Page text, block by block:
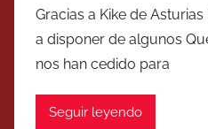
Gracias a Kike de
a disponer de algunos
nos han cedido para
Seguir leyendo